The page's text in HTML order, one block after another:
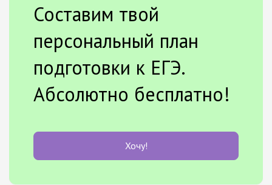
Составим твой
персональный план
подготовки к ЕГЭ.
Абсолютно бесплатно!
Хочу!